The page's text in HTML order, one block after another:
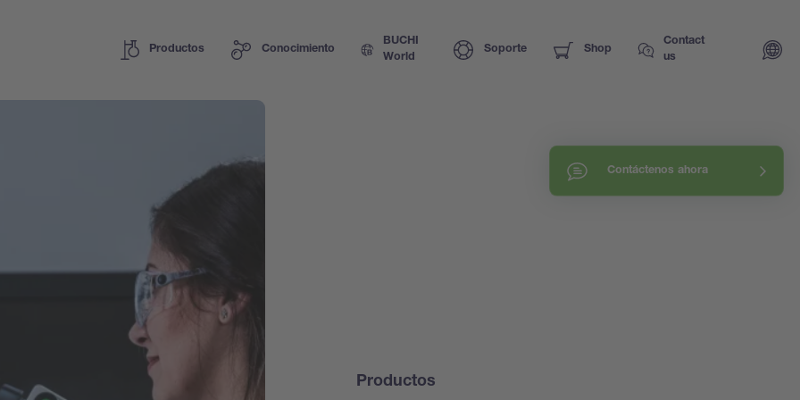
Productos Conocimiento
BUCHI
World
Soporte Shop
Contact
us
Contáctenos ahora
Productos